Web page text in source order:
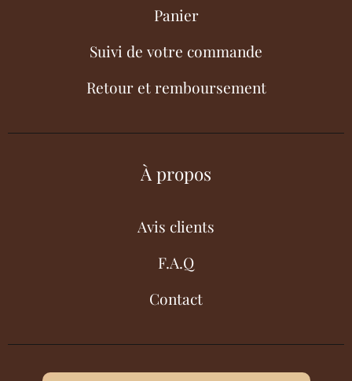
Panier
Suivi de votre commande
Retour et remboursement
À propos
Avis clients
F.A.Q
Contact